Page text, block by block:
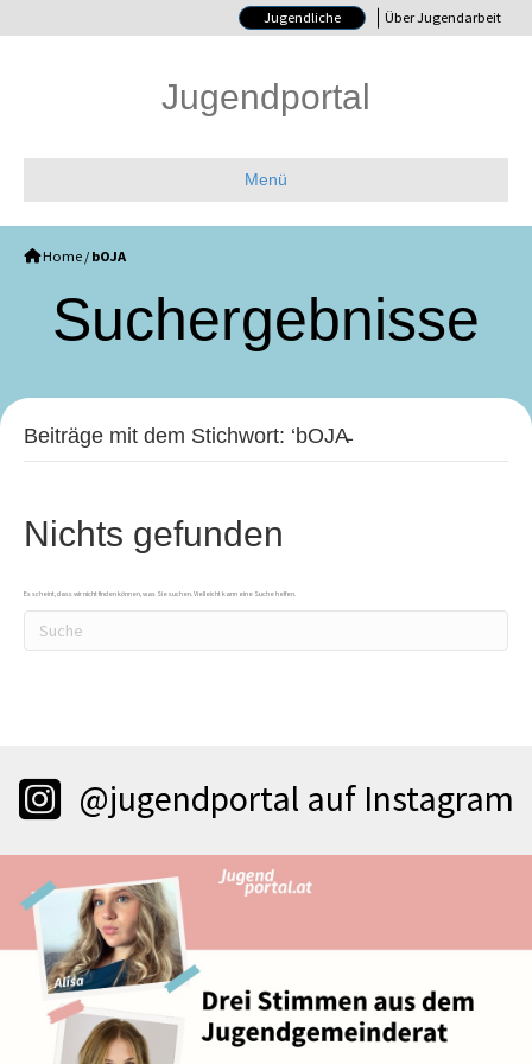
Jugendliche Über Jugendarbeit
Jugendportal
Menü
Home / bOJA
Such­ergebnisse
Beiträge mit dem Stichwort: ‘bOJA̵
Nichts gefunden
Es scheint, dass wir nicht finden können, was Sie suchen. Vielleicht kann eine Suche helfen.
@jugendportal auf Instagram